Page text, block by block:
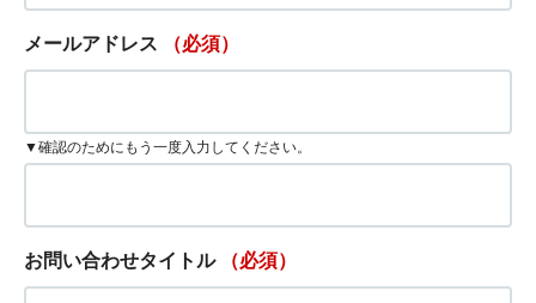
メールアドレス （必須）
▼確認のためにもう一度入力してください。
お問い合わせタイトル （必須）